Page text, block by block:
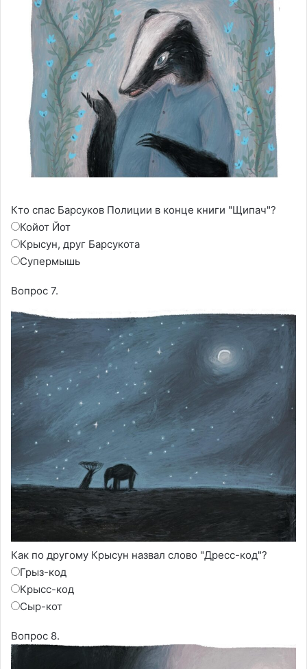
Кто спас Барсуков Полиции в конце книги "Щипач"?
Койот Йот
Крысун, друг Барсукота
Супермышь
Вопрос 7.
Как по другому Крысун назвал слово "Дресс-код"?
Грыз-код
Крысс-код
Сыр-кот
Вопрос 8.